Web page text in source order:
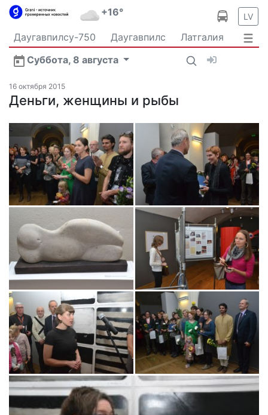
+16° LV
Даугавпилсу-750 Даугавпилс
Латгалия
Латвия
Политика Происшествия
Спорт
Общество
Суббота, 8 августа
Новости Даугавпилса
Транспорт
В мире
Рыбалка и охота
16 октября 2015
Деньги, женщины и рыбы